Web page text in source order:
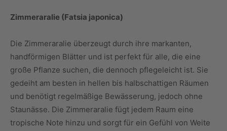
Zimmeraralie (Fatsia japonica)
Die Zimmeraralie überzeugt durch ihre markanten,
handförmigen Blätter und ist perfekt für alle, die eine
große Pflanze suchen, die dennoch pflegeleicht ist. Sie
gedeiht am besten in hellen bis halbschattigen Räumen
und benötigt regelmäßige Bewässerung, jedoch ohne
Staunässe. Die Zimmeraralie fügt jedem Raum eine
tropische Note hinzu und sorgt für ein Gefühl von Weite